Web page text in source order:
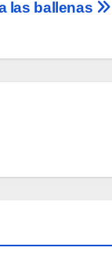
las ballenas